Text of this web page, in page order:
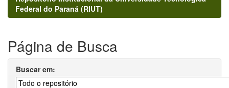
Federal do Paraná (RIUT)
Página de Busca
Buscar em: